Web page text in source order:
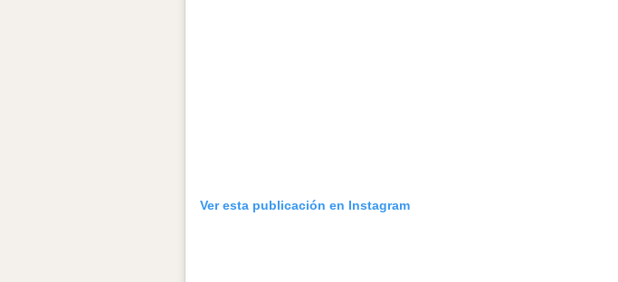
Ver esta publicación en Instagram